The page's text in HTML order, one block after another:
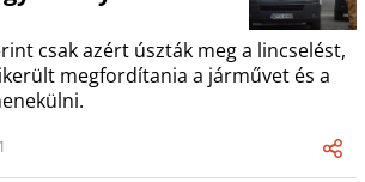
csak azért úszták meg a lincselést,
megfordítania a járművet és a